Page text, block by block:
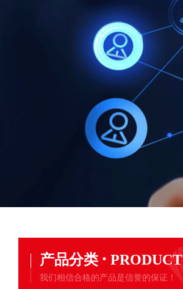
产品分类 · PRODUCT
我们相信合格的产品是信誉的保证！